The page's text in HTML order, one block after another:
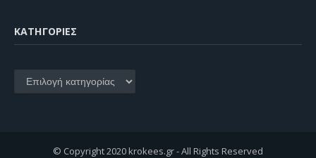
KΑΤΗΓΟΡΊΕΣ
Kατηγορίες
© Copyright 2020 krokees.gr - All Rights Reserved